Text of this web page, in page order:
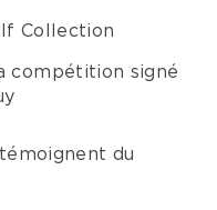
Collection
compétition signé
du